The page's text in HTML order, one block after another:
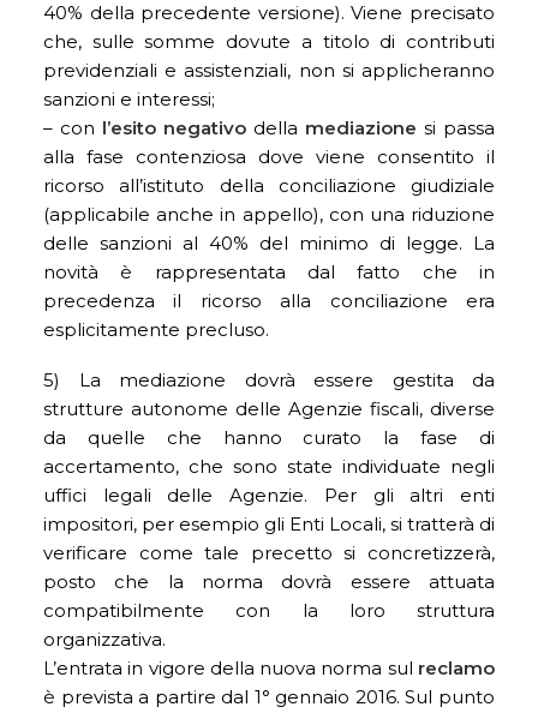
40% della precedente versione). Viene precisato
che, sulle somme dovute a titolo di contributi
previdenziali e assistenziali, non si applicheranno
sanzioni e interessi;
– con l’esito negativo della mediazione si passa
alla fase contenziosa dove viene consentito il
ricorso all’istituto della conciliazione giudiziale
(applicabile anche in appello), con una riduzione
delle sanzioni al 40% del minimo di legge. La
novità è rappresentata dal fatto che in
precedenza il ricorso alla conciliazione era
esplicitamente precluso.
5) La mediazione dovrà essere gestita da
strutture autonome delle Agenzie fiscali, diverse
da quelle che hanno curato la fase di
accertamento, che sono state individuate negli
uffici legali delle Agenzie. Per gli altri enti
impositori, per esempio gli Enti Locali, si tratterà di
verificare come tale precetto si concretizzerà,
posto che la norma dovrà essere attuata
compatibilmente con la loro struttura
organizzativa.
L’entrata in vigore della nuova norma sul reclamo
è prevista a partire dal 1° gennaio 2016. Sul punto